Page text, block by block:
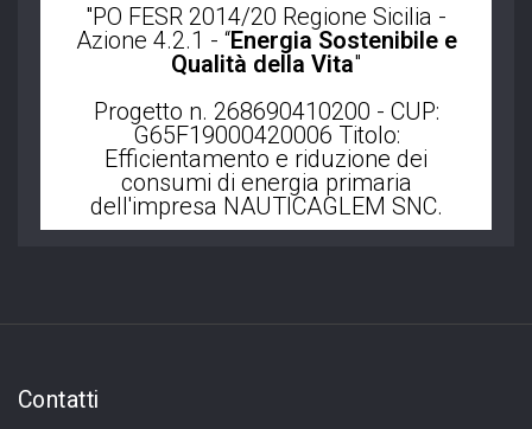
"PO FESR 2014/20 Regione Sicilia -
Azione 4.2.1 - “Energia Sostenibile e
Qualità della Vita"
Progetto n. 268690410200 - CUP:
G65F19000420006 Titolo:
Efficientamento e riduzione dei
consumi di energia primaria
dell'impresa NAUTICAGLEM SNC.
Contatti